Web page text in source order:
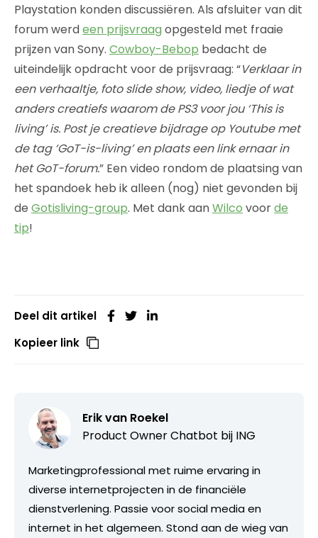
Playstation konden discussiëren. Als afsluiter van dit
forum werdeen prijsvraag opgesteld met fraaie
prijzen van Sony. Cowboy-Bebop bedacht de
uiteindelijk opdracht voor de prijsvraag: “Verklaar in
een verhaaltje, foto slide show, video, liedje of wat
anders creatiefs waarom de PS3 voor jou ‘This is
living’ is. Post je creatieve bijdrage op Youtube met
de tag ‘GoT-is-living’ en plaats een link ernaar in
het GoT-forum.” Een video rondom de plaatsing van
het spandoek heb ik alleen (nog) niet gevonden bij
de Gotisliving-group. Met dank aanWilco voorde
tip!
Deel dit artikel
Kopieer link
Erik van Roekel
Product Owner Chatbot bij ING
Marketingprofessional met ruime ervaring in
diverse internetprojecten in de financiële
dienstverlening. Passie voor social media en
internet in het algemeen. Stond aan de wieg van